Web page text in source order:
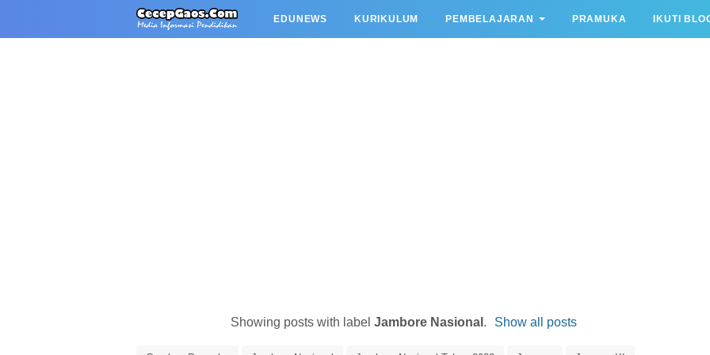
EDUNEWS KURIKULUM PEMBELAJARAN PRAMUKA IKUTI
Showing posts with label Jambore Nasional . Show all posts